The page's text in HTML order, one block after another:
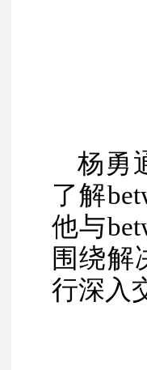
杨勇
了解
他与
围绕解
行深入